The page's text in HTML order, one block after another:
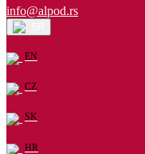
info@alpod.rs
EN
CZ
SK
HR